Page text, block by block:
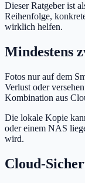
Dieser Ratgeber ist
Reihenfolge,
wirklich helfen.
Mindestens
Fotos nur auf dem
Verlust oder
Kombination aus
Die lokale Kopie
oder einem NAS
wird.
Cloud-